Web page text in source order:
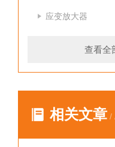
应变放大器
查看全
相关文章 /